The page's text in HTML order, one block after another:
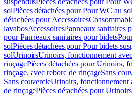
suspendusPièces détachées pour Pour
solPièces détachées pour Pour WC au sol
détachées pour Accessoires
lavabosAccessoiresPanneaux sanitaires
pour Panneaux sanitaires pour bidets
solPièces détachées pour Pour bidets
solUrinoirsUrinoirs, fonctionnement
rinçagePièces détachées pour Urinoirs,
rinçage, avec rebord de rinçageSans
Sans couvercleUrinoirs, fonctionnement
de rinçagePièces détachées pour